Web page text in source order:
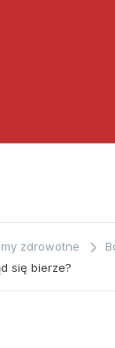
zdrowotne
się bierze?